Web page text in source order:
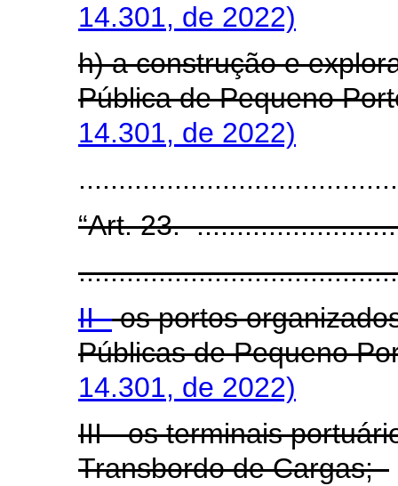
14.301, de 2022)
h) a construção e
Pública de Pequeno
14.301, de 2022)
“Art. 23.
II -os portos
Públicas de Pequeno
14.301, de 2022)
III - os terminais
Transbordo de Cargas;